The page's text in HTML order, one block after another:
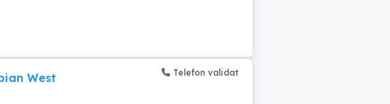
West
Telefon validat